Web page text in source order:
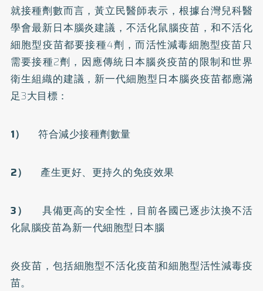
就接種劑數而言，黃立民醫師表示，根據台灣兒科醫
學會最新日本腦炎建議，不活化鼠腦疫苗，和不活化
細胞型疫苗都要接種4劑，而活性減毒細胞型疫苗只
需要接種2劑，因應傳統日本腦炎疫苗的限制和世界
衛生組織的建議，新一代細胞型日本腦炎疫苗都應滿
足3大目標：
1） 符合減少接種劑數量
2） 產生更好、更持久的免疫效果
3）
具備更高的安全性，目前各國已逐步汰換不活
化鼠腦疫苗為新一代細胞型日本腦
炎疫苗，包括細胞型不活化疫苗和細胞型活性減毒疫
苗。